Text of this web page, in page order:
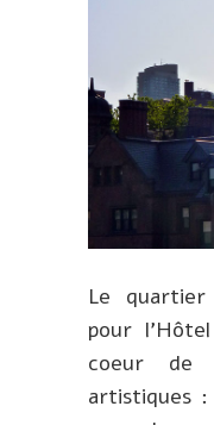
Le
pour
coeur de
artistiques